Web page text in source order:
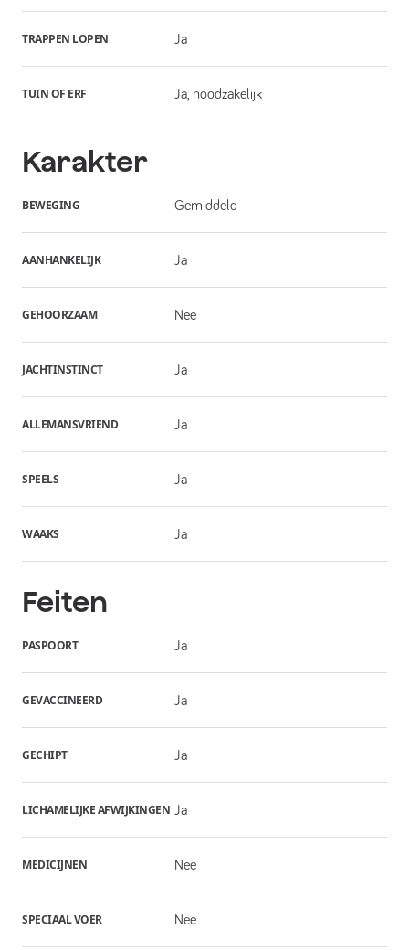
TRAPPEN LOPEN Ja
TUIN OF ERF Ja, noodzakelijk
Karakter
BEWEGING Gemiddeld
AANHANKELIJK Ja
GEHOORZAAM Nee
JACHTINSTINCT Ja
ALLEMANSVRIEND Ja
SPEELS Ja
WAAKS Ja
Feiten
PASPOORT Ja
GEVACCINEERD Ja
GECHIPT Ja
LICHAMELIJKE AFWIJKINGEN Ja
MEDICIJNEN Nee
SPECIAAL VOER Nee